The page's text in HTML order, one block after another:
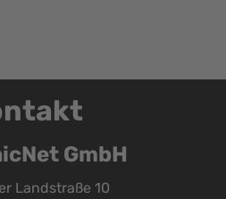
GmbH
Landstraße 10